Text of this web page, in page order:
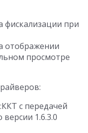
фискализации при
отображении
просмотре
с передачей
1.6.3.0